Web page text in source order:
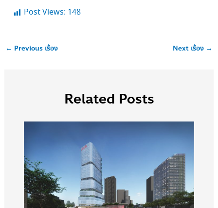
Post Views: 148
← Previous เรื่อง Next เรื่อง →
Related Posts